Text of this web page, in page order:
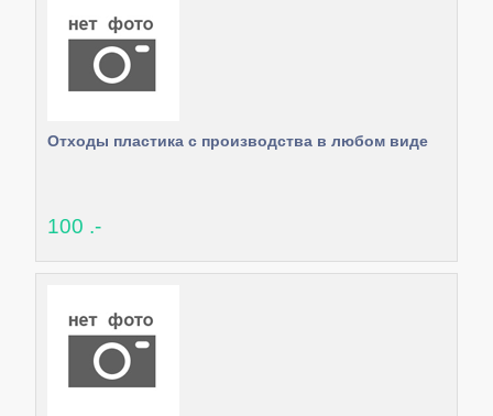
Отходы пластика с производства в любом виде
100 .-